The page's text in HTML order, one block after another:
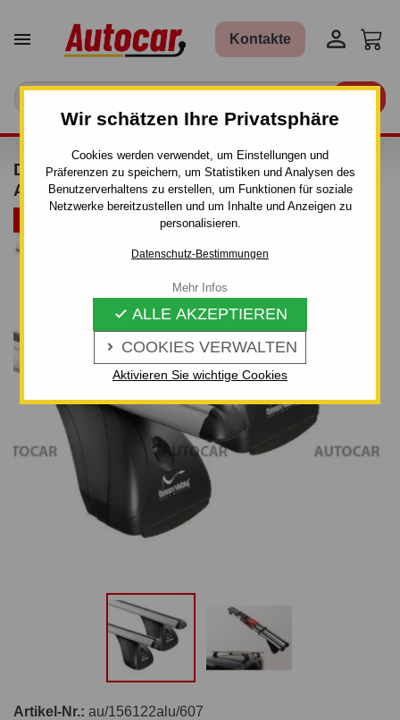
Wir schätzen Ihre Privatsphäre
Cookies werden verwendet, um Einstellungen und
Präferenzen zu speichern, um Statistiken und Analysen des
Benutzerverhaltens zu erstellen, um Funktionen für soziale
Netzwerke bereitzustellen und um Inhalte und Anzeigen zu
personalisieren.
Datenschutz-Bestimmungen
 COOKIES VERWALTEN
 ALLE AKZEPTIEREN
Aktivieren Sie wichtige Cookies
Mehr Infos
 Kontakte 
DACHTRÄGER GREEN VALLEY - AURILIS -
ALUMINIUM
Artikel-Nr.: au/156122alu/607